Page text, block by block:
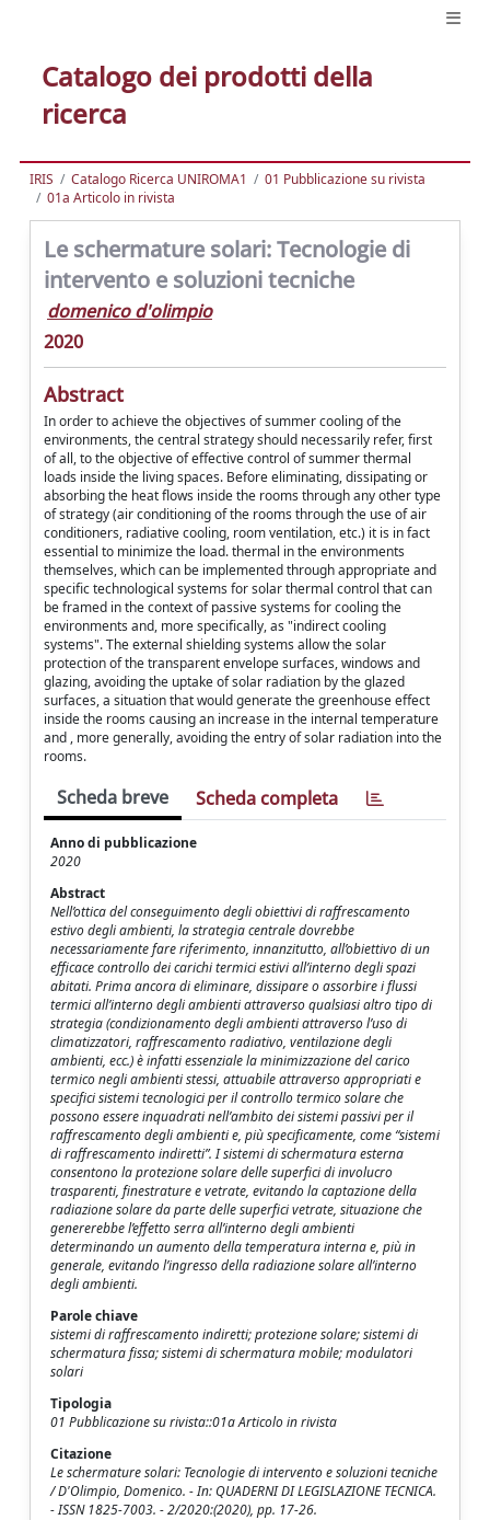
Catalogo dei prodotti della
ricerca
IRIS Catalogo Ricerca UNIROMA1
01 Pubblicazione su rivista
01a Articolo in rivista
Le schermature solari: Tecnologie di
intervento e soluzioni tecniche
domenico d'olimpio
2020
Abstract
In order to achieve the objectives of summer cooling of the
environments, the central strategy should necessarily refer, first
of all, to the objective of effective control of summer thermal
loads inside the living spaces. Before eliminating, dissipating or
absorbing the heat flows inside the rooms through any other type
of strategy (air conditioning of the rooms through the use of air
conditioners, radiative cooling, room ventilation, etc.) it is in fact
essential to minimize the load. thermal in the environments
themselves, which can be implemented through appropriate and
specific technological systems for solar thermal control that can
be framed in the context of passive systems for cooling the
environments and, more specifically, as "indirect cooling
systems". The external shielding systems allow the solar
protection of the transparent envelope surfaces, windows and
glazing, avoiding the uptake of solar radiation by the glazed
surfaces, a situation that would generate the greenhouse effect
inside the rooms causing an increase in the internal temperature
and , more generally, avoiding the entry of solar radiation into the
rooms.
Scheda breve Scheda completa
Anno di pubblicazione
2020
Abstract
Nell’ottica del conseguimento degli obiettivi di raffrescamento
estivo degli ambienti, la strategia centrale dovrebbe
necessariamente fare riferimento, innanzitutto, all’obiettivo di un
efficace controllo dei carichi termici estivi all’interno degli spazi
abitati. Prima ancora di eliminare, dissipare o assorbire i flussi
termici all’interno degli ambienti attraverso qualsiasi altro tipo di
strategia (condizionamento degli ambienti attraverso l’uso di
climatizzatori, raffrescamento radiativo, ventilazione degli
ambienti, ecc.) è infatti essenziale la minimizzazione del carico
termico negli ambienti stessi, attuabile attraverso appropriati e
specifici sistemi tecnologici per il controllo termico solare che
possono essere inquadrati nell’ambito dei sistemi passivi per il
raffrescamento degli ambienti e, più specificamente, come “sistemi
di raffrescamento indiretti”. I sistemi di schermatura esterna
consentono la protezione solare delle superfici di involucro
trasparenti, finestrature e vetrate, evitando la captazione della
radiazione solare da parte delle superfici vetrate, situazione che
genererebbe l’effetto serra all’interno degli ambienti
determinando un aumento della temperatura interna e, più in
generale, evitando l’ingresso della radiazione solare all’interno
degli ambienti.
Parole chiave
sistemi di raffrescamento indiretti; protezione solare; sistemi di
schermatura fissa; sistemi di schermatura mobile; modulatori
solari
Tipologia
01 Pubblicazione su rivista::01a Articolo in rivista
Citazione
Le schermature solari: Tecnologie di intervento e soluzioni tecniche
/ D'Olimpio, Domenico. - In: QUADERNI DI LEGISLAZIONE TECNICA.
- ISSN 1825-7003. - 2/2020:(2020), pp. 17-26.